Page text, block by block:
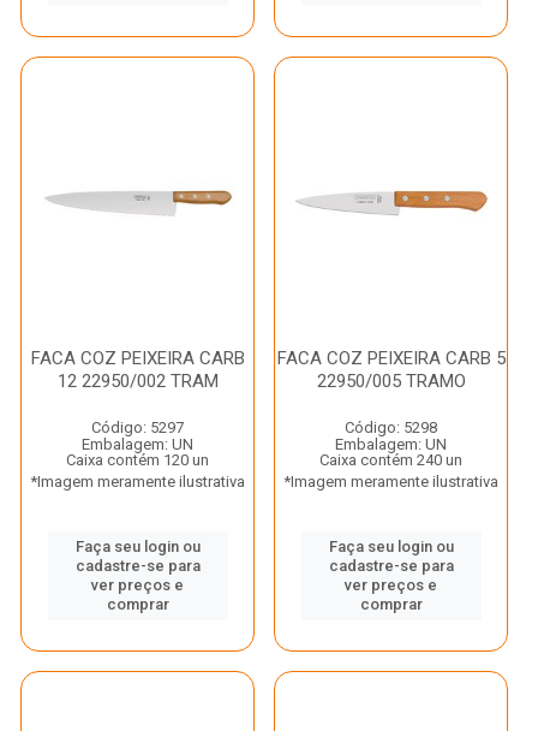
FACA COZ PEIXEIRA CARB
12 22950/002 TRAM
Código: 5297
Embalagem: UN
Caixa contém 120 un
*Imagem meramente ilustrativa
Faça seu login ou
cadastre-se para
ver preços e
comprar
FACA COZ PEIXEIRA CARB 5
22950/005 TRAMO
Código: 5298
Embalagem: UN
Caixa contém 240 un
*Imagem meramente ilustrativa
Faça seu login ou
cadastre-se para
ver preços e
comprar